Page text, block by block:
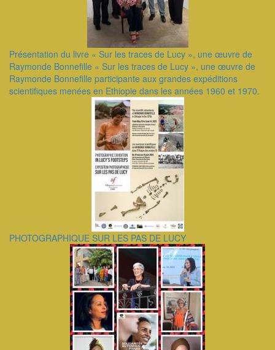
Présentation du livre « Sur les traces de Lucy », une œuvre de
Raymonde Bonnefille ​« Sur les traces de Lucy », une œuvre de
Raymonde Bonnefille participante aux grandes expéditions
scientifiques menées en Ethiopie dans les années 1960 et 1970.
PHOTOGRAPHIQUE SUR LES PAS DE LUCY